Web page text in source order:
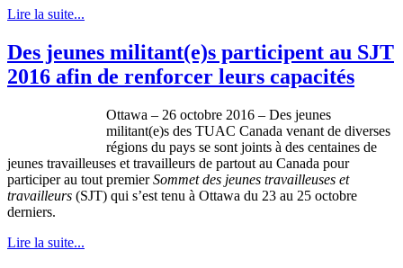
Lire la suite...
Des jeunes militant(e)s participent au SJT
2016 afin de renforcer leurs capacités
Ottawa – 26 octobre 2016 – Des jeunes
militant(e)s des TUAC Canada venant de diverses
régions du pays se sont joints à des centaines de
jeunes travailleuses et travailleurs de partout au Canada pour
participer au tout premierSommet des jeunes travailleuses et
travailleurs (SJT) qui s’est tenu à Ottawa du 23 au 25 octobre
derniers.
Lire la suite...